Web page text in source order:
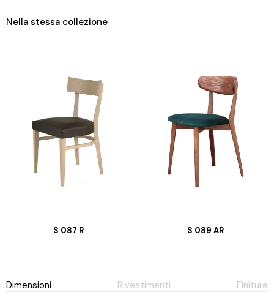
Nella stessa collezione
S 087 R S 089 AR
Dimensioni Rivestimenti Finiture